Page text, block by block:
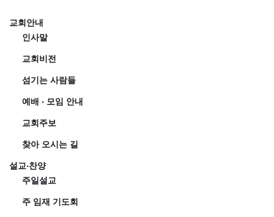
교회안내
인사말
교회비전
섬기는 사람들
예배 · 모임 안내
교회주보
찾아 오시는 길
설교·찬양
주일설교
주 임재 기도회